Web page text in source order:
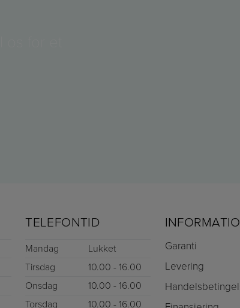
TELEFONTID
Mandag
Lukket
Tirsdag
10.00 - 16.00
Onsdag
10.00 - 16.00
Torsdag
10.00 - 16.00
Garanti
Levering